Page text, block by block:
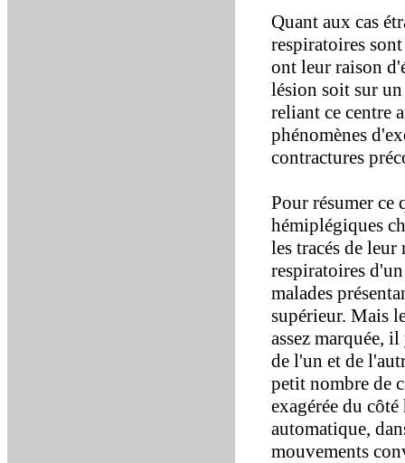
Quant aux cas
respiratoires
ont leur raison
lésion soit sur
reliant ce centre
phénomènes
contractures
Pour résumer
hémiplégiques
les tracés de
respiratoires
malades
supérieur. Mais
assez marquée,
de l'un et de
petit nombre de
exagérée du
automatique,
mouvements